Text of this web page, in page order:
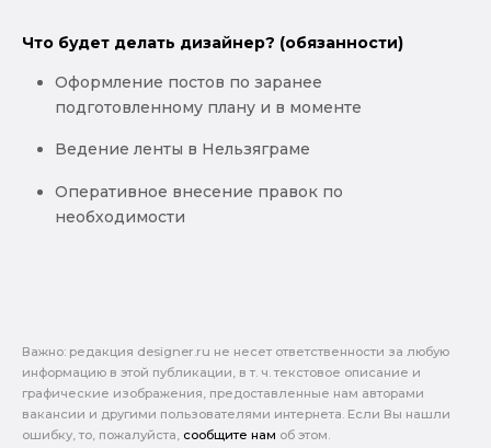
Что будет делать дизайнер? (обязанности)
Оформление постов по заранее
подготовленному плану и в моменте
Ведение ленты в Нельзяграме
Оперативное внесение правок по
необходимости
Важно: pедакция designer.ru не несет ответственности за любую
информацию в этой публикации, в т. ч. текстовое описание и
графические изображения, предоставленные нам авторами
вакансии и другими пользователями интернета. Если Вы нашли
ошибку, то, пожалуйста, сообщите нам об этом.